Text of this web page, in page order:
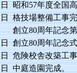
日 昭和57年度全国
日 格技場整備工事
創立80周年記念
日 創立80周年記念
日 危険校舎改築工
日 中庭造園完成。